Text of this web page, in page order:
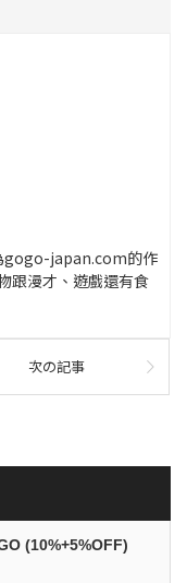
gogo-japan.com的作
跟漫才、遊戲還有食
次の記事
(10%+5%OFF)